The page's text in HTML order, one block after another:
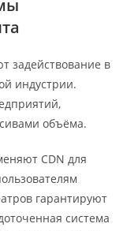
задействование в
индустрии.
объёма.
CDN для
гарантируют
система